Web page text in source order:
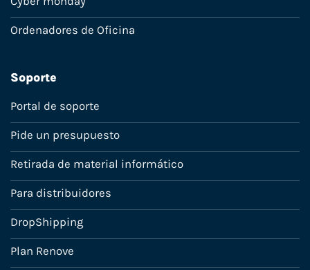
Ordenadores de Oficina
Soporte
Portal de soporte
Pide un presupuesto
Retirada de material informático
Para distribuidores
DropShipping
Plan Renove